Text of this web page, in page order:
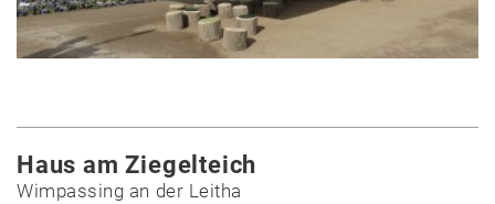
Haus am Ziegelteich
Wimpassing an der Leitha